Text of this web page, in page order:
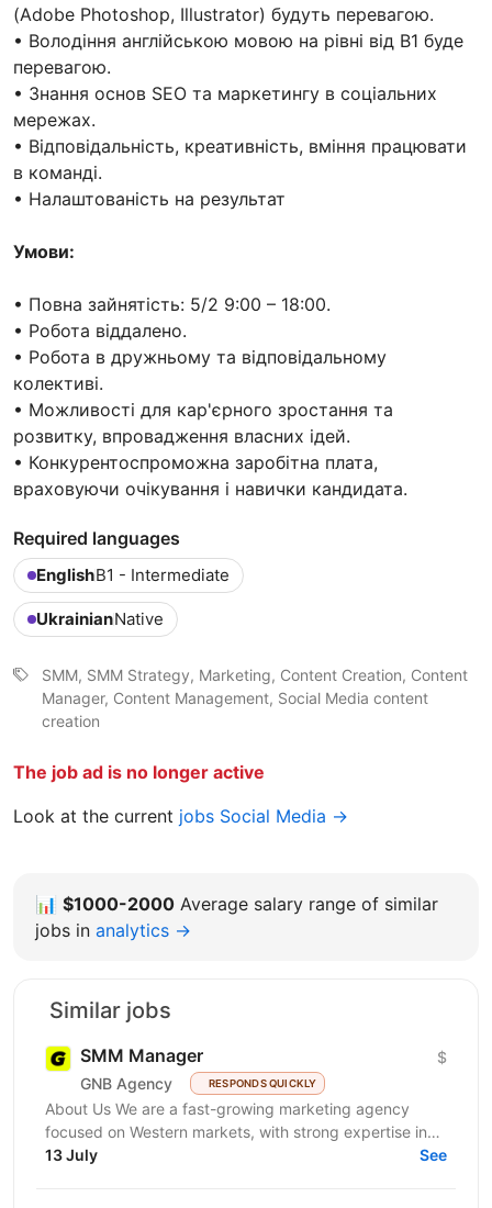
(Adobe Photoshop, Illustrator) будуть перевагою.
• Володіння англійською мовою на рівні від B1 буде
перевагою.
• Знання основ SEO та маркетингу в соціальних
мережах.
• Відповідальність, креативність, вміння працювати
в команді.
• Налаштованість на результат
Умови:
• Повна зайнятість: 5/2 9:00 – 18:00.
• Робота віддалено.
• Робота в дружньому та відповідальному
колективі.
• Можливості для кар'єрного зростання та
розвитку, впровадження власних ідей.
• Конкурентоспроможна заробітна плата,
враховуючи очікування і навички кандидата.
Required languages
EnglishB1 - Intermediate
UkrainianNative
SMM, SMM Strategy, Marketing, Content Creation, Content
Manager, Content Management, Social Media content
creation
The job ad is no longer active
Look at the current jobs Social Media →
📊 $1000-2000 Average salary range of similar
jobs in analytics →
Similar jobs
SMM Manager
GNB Agency RESPONDS QUICKLY
$
About Us We are a fast-growing marketing agency
focused on Western markets, with strong expertise in
cryptocurrency, gambling, and betting. We work with...
13 July See